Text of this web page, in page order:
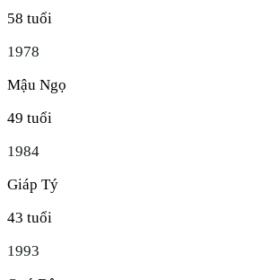
58 tuổi
1978
Mậu Ngọ
49 tuổi
1984
Giáp Tý
43 tuổi
1993